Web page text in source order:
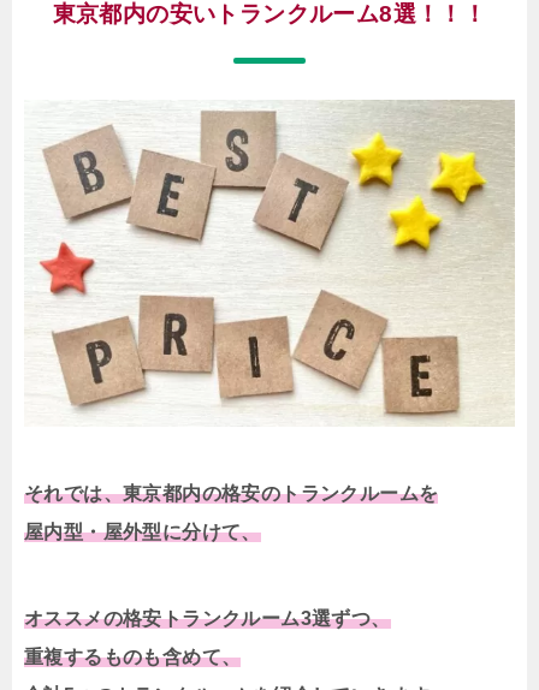
東京都内の安いトランクルーム8選！！！
それでは、東京都内の格安のトランクルームを
屋内型・屋外型に分けて、
オススメの格安トランクルーム3選ずつ、
重複するものも含めて、